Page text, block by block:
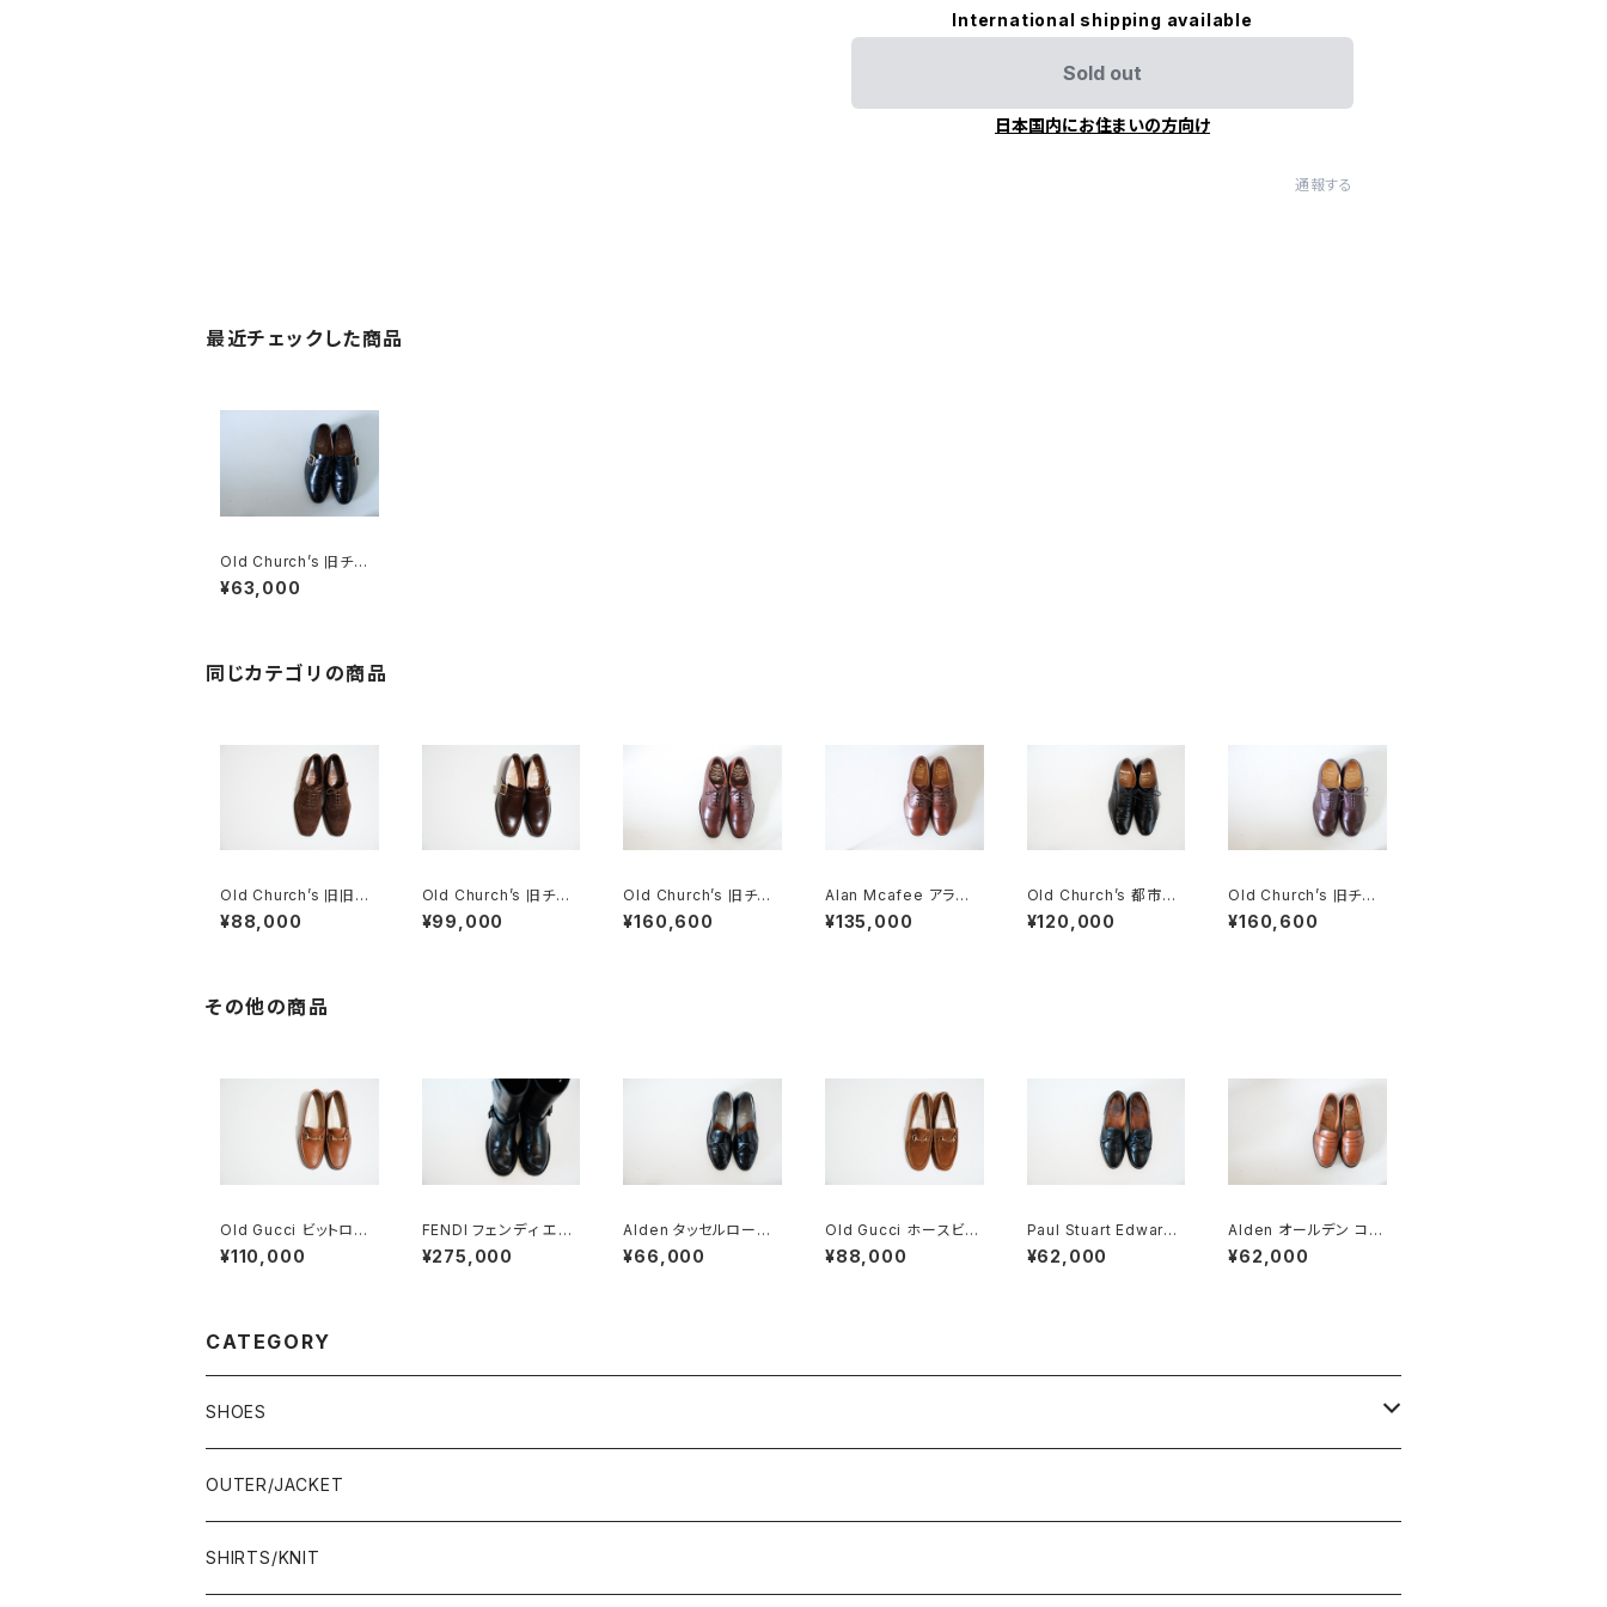
International shipping available
Sold out
日本国内にお住まいの方向け
通報する
最近チェックした商品
Old Church’s 旧チャ
ーチ 三都市 WESTBU
RY 85G
¥63,000
同じカテゴリの商品
Old Church’s 旧旧チ
ャーチ 二都市 Buck 8
5D
¥88,000
Old Church’s 旧チャ
ーチ 四都市 ASTON
シングルモンク 85F
¥99,000
Old Church’s 旧チャ
ーチ 三都市 CONSUL
85D DEADSTOCK
¥160,600
Alan Mcafee アラン
マカフィー オールドチャ
ーチ 二都市 旧旧チャー
¥135,000
Old Church’s 都市無
し MALAGA パンチドキ
ャップトウ 85F
¥120,000
Old Church’s 旧チャ
ーチ 三都市 MESSEN
GER メッセンジャー 85
¥160,600
その他の商品
Old Gucci ビットロー
ファー 41 E Brown De
adstock
¥110,000
FENDI フェンディ エン
ジニアブーツ 8.5
¥275,000
Alden タッセルローフ
ァー #660 10C
¥66,000
Old Gucci ホースビッ
トローファー 5.5B DEA
DSTOCK Brown Sue
¥88,000
Paul Stuart Edward
Green製 タッセルブロ
ーグ 7D
¥62,000
Alden オールデン コイ
ンローファー #985 6E
旧ロゴ
¥62,000
CATEGORY
SHOES
21.5-22.0 cm
22.0-22.5 cm
OUTER/JACKET
SHIRTS/KNIT